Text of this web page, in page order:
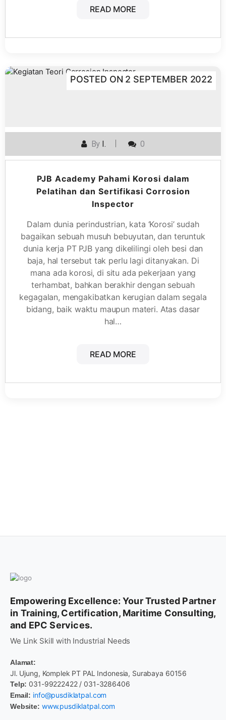
READ MORE
POSTED ON 2 SEPTEMBER 2022
By I. 0
PJB Academy Pahami Korosi dalam
Pelatihan dan Sertifikasi Corrosion
Inspector
Dalam dunia perindustrian, kata ‘Korosi’ sudah
bagaikan sebuah musuh bebuyutan, dan teruntuk
dunia kerja PT PJB yang dikelilingi oleh besi dan
baja, hal tersebut tak perlu lagi ditanyakan. Di
mana ada korosi, di situ ada pekerjaan yang
terhambat, bahkan berakhir dengan sebuah
kegagalan, mengakibatkan kerugian dalam segala
bidang, baik waktu maupun materi. Atas dasar
hal…
READ MORE
Empowering Excellence: Your Trusted Partner
in Training, Certification, Maritime Consulting,
and EPC Services.
We Link Skill with Industrial Needs
Alamat:
Jl. Ujung, Komplek PT PAL Indonesia, Surabaya 60156
Telp: 031-99222422 / 031-3286406
Email: info@pusdiklatpal.com
Website: www.pusdiklatpal.com